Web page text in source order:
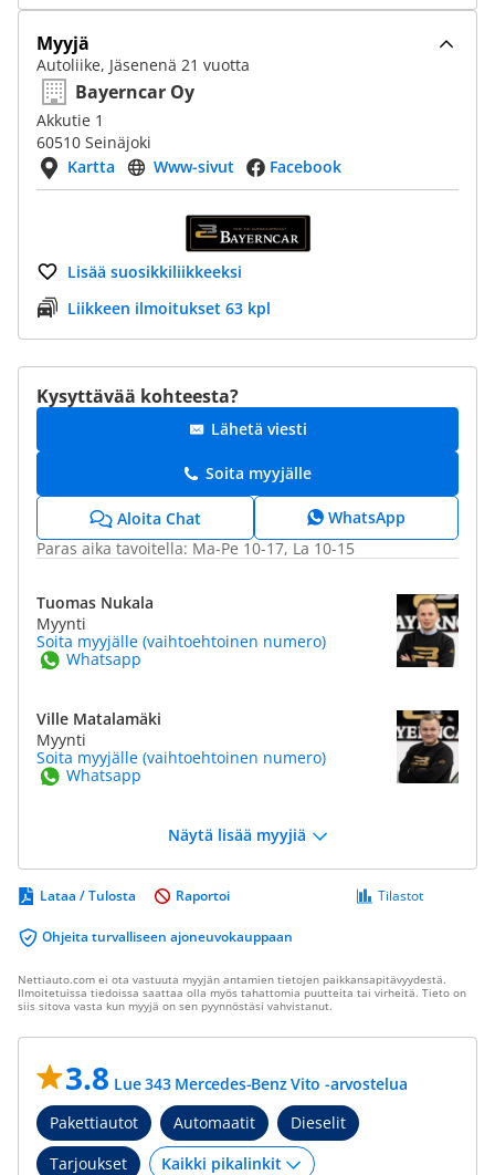
Myyjä
Autoliike, Jäsenenä 21 vuotta
Bayerncar Oy
Akkutie 1
60510 Seinäjoki
Kartta
Www-sivut Facebook
Lisää suosikkiliikkeeksi
Liikkeen ilmoitukset 63 kpl
Kysyttävää kohteesta?
Lähetä viesti
Soita myyjälle
Aloita Chat
WhatsApp
Paras aika tavoitella: Ma-Pe 10-17, La 10-15
Tuomas Nukala
Myynti
Soita myyjälle (vaihtoehtoinen numero)
Whatsapp
Ville Matalamäki
Myynti
Soita myyjälle (vaihtoehtoinen numero)
Whatsapp
Näytä lisää myyjiä
Lataa / Tulosta
Ohjeita turvalliseen ajoneuvokauppaan
Tilastot
Raportoi
Nettiauto.com ei ota vastuuta myyjän antamien tietojen paikkansapitävyydestä.
Ilmoitetuissa tiedoissa saattaa olla myös tahattomia puutteita tai virheitä. Tieto on
siis sitova vasta kun myyjä on sen pyynnöstäsi vahvistanut.
3.8 Lue 343 Mercedes-Benz Vito -arvostelua
Pakettiautot
Automaatit
Dieselit
Tarjoukset